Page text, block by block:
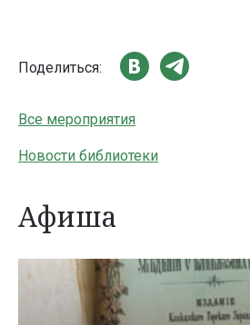
Поделиться:
Все мероприятия
Новости библиотеки
Афиша